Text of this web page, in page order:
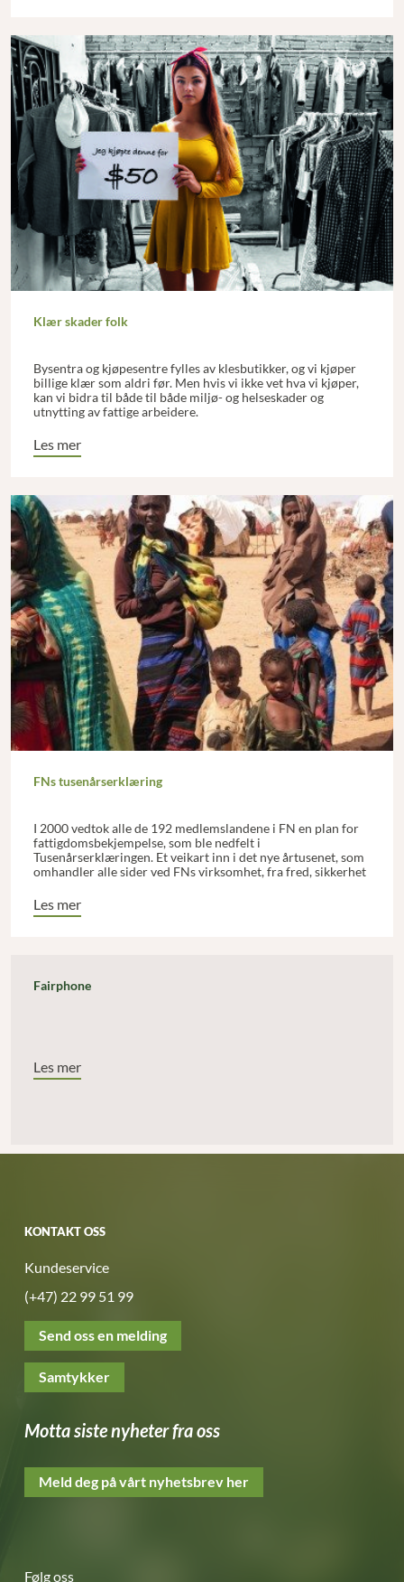
Klær skader folk
Bysentra og kjøpesentre fylles av klesbutikker, og vi kjøper
billige klær som aldri før. Men hvis vi ikke vet hva vi kjøper,
kan vi bidra til både til både miljø- og helseskader og
utnytting av fattige arbeidere.
Les mer
FNs tusenårserklæring
I 2000 vedtok alle de 192 medlemslandene i FN en plan for
fattigdomsbekjempelse, som ble nedfelt i
Tusenårserklæringen. Et veikart inn i det nye årtusenet, som
omhandler alle sider ved FNs virksomhet, fra fred, sikkerhet
rettferdig handel.
Les mer
Fairphone
Les mer
KONTAKT OSS
Kundeservice
(+47) 22 99 51 99
Send oss en melding
Samtykker
Motta siste nyheter fra oss
Meld deg på vårt nyhetsbrev her
Følg oss